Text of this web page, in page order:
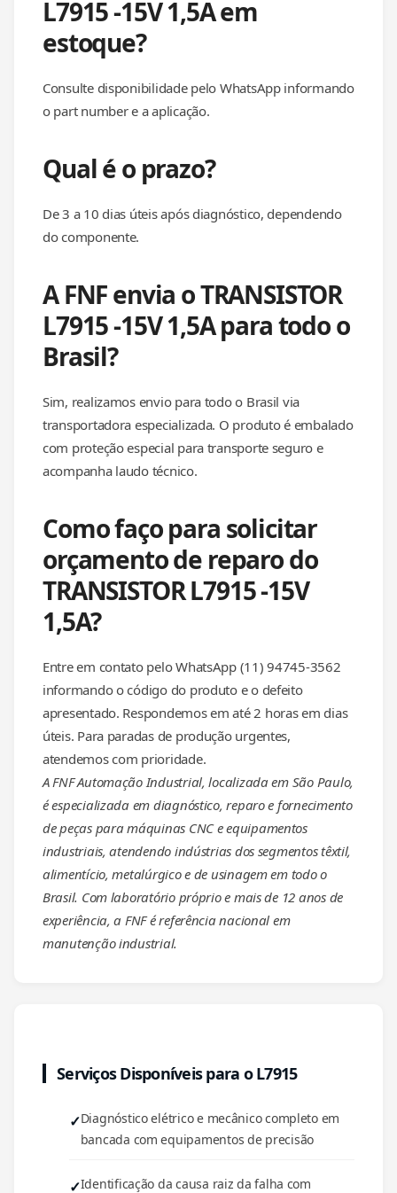
L7915 -15V 1,5A em
estoque?
Consulte disponibilidade pelo WhatsApp informando
o part number e a aplicação.
Qual é o prazo?
De 3 a 10 dias úteis após diagnóstico, dependendo
do componente.
A FNF envia o TRANSISTOR
L7915 -15V 1,5A para todo o
Brasil?
Sim, realizamos envio para todo o Brasil via
transportadora especializada. O produto é embalado
com proteção especial para transporte seguro e
acompanha laudo técnico.
Como faço para solicitar
orçamento de reparo do
TRANSISTOR L7915 -15V
1,5A?
Entre em contato pelo WhatsApp (11) 94745-3562
informando o código do produto e o defeito
apresentado. Respondemos em até 2 horas em dias
úteis. Para paradas de produção urgentes,
atendemos com prioridade.
A FNF Automação Industrial, localizada em São Paulo,
é especializada em diagnóstico, reparo e fornecimento
de peças para máquinas CNC e equipamentos
industriais, atendendo indústrias dos segmentos têxtil,
alimentício, metalúrgico e de usinagem em todo o
Brasil. Com laboratório próprio e mais de 12 anos de
experiência, a FNF é referência nacional em
manutenção industrial.
Serviços Disponíveis para o L7915
Diagnóstico elétrico e mecânico completo em
bancada com equipamentos de precisão
Identificação da causa raiz da falha com